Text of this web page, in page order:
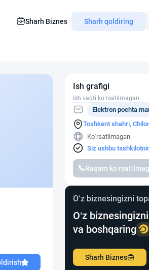
Sharh Biznes Sharh qoldiring
Ish grafigi
Ish vaqti ko‘rsatilmagan
Toshkent shahri,
60-хона
Elektron pochta
Ko‘rsatilmagan
Siz ushbu
Raqam
O‘z biznesingizni
O‘z
va boshqaring
Sharh Biznes